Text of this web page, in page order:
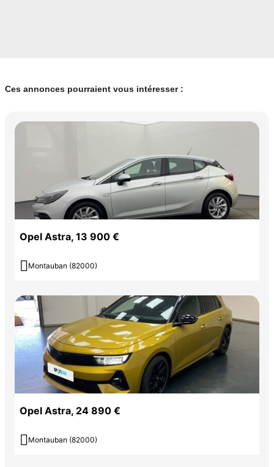
Ces annonces pourraient vous intéresser :
Opel Astra, 13 900 €
 Montauban (82000)
Opel Astra, 24 890 €
 Montauban (82000)